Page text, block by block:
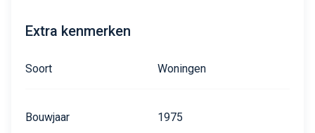
Extra kenmerken
Soort Woningen
Bouwjaar 1975